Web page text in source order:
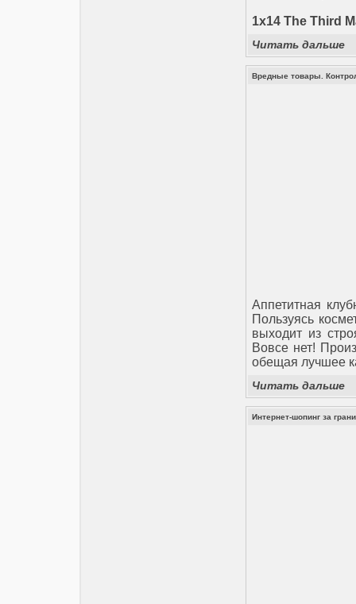
1x14 The Third
Читать дальше
Вредные товары.
Аппетитная
Пользуясь
выходит из
Вовсе нет!
обещая лучшее
Читать дальше
Интернет-шопинг за